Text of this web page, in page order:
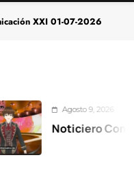
XXI 01-07-2026
Agosto 9, 2026
Noticiero